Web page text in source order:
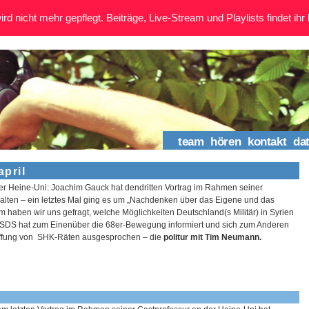
team hören kontakt
Heine-Uni: Joachim Gauck hat dendritten Vortrag im Rahmen seiner
– ein letztes Mal ging es um „Nachdenken über das Eigene und das
haben wir uns gefragt, welche Möglichkeiten Deutschland(s Militär) in Syrien
hat zum Einenüber die 68er-Bewegung informiert und sich zum Anderen
von SHK-Räten ausgesprochen – die politur mit Tim Neumann.
nicht mehr gepflegt. Beiträge, Live-Stream und Playlists findet ihr